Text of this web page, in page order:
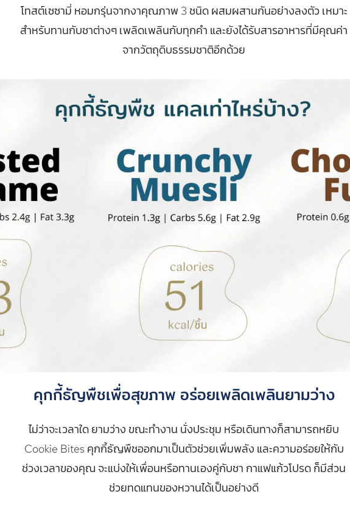
โทสต์เซซามี่ หอมกรุ่นจากงาคุณภาพ 3 ชนิด ผสมผสานกันอย่างลงตัว เหมาะ
สำหรับทานกับชาต่างๆ เพลิดเพลินกับทุกคำ และยังได้รับสารอาหารที่มีคุณค่า
จากวัตถุดิบธรรมชาติอีกด้วย
คุกกี้ธัญพืชเพื่อสุขภาพ อร่อยเพลิดเพลินยามว่าง
ไม่ว่าจะเวลาใด ยามว่าง ขณะทำงาน นั่งประชุม หรือเดินทางก็สามารถหยิบ
Cookie Bites คุกกี้ธัญพืชออกมาเป็นตัวช่วยเพิ่มพลัง และความอร่อยให้กับ
ช่วงเวลาของคุณ จะแบ่งให้เพื่อนหรือทานเองคู่กับชา กาแฟแก้วโปรด ก็มีส่วน
ช่วยทดแทนของหวานได้เป็นอย่างดี